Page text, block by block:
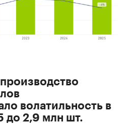
волатильность в
до 2,9 млн шт.